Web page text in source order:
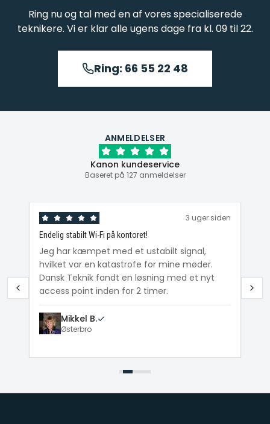
Ring nu og tal med en af vores specialiserede
teknikere. Vi er klar alle ugens dage fra kl. 09 til 22.
Ring: 66 55 22 48
ANMELDELSER
Kanon kundeservice
Baseret på 127 anmeldelser
3 uger siden
Endelig stabilt Wi-Fi på kontoret!
Jeg har kæmpet med et ustabilt signal,
hvilket var en katastrofe for mine møder.
Dansk Teknik fandt en løsning med et nyt
access point inden for 2 timer.
Mikkel B.
Østerbro